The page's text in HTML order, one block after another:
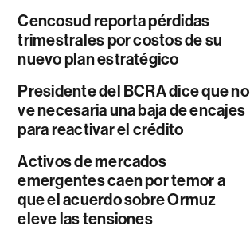
Cencosud reporta pérdidas
trimestrales por costos de su
nuevo plan estratégico
Presidente del BCRA dice que no
ve necesaria una baja de encajes
para reactivar el crédito
Activos de mercados
emergentes caen por temor a
que el acuerdo sobre Ormuz
eleve las tensiones